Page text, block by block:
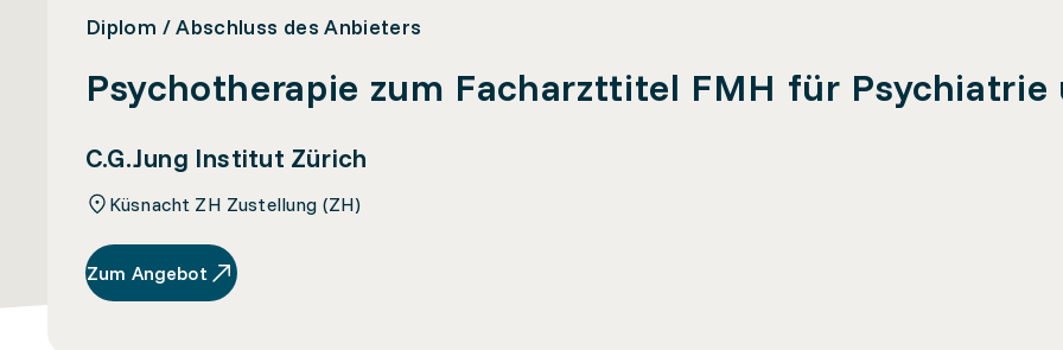
Diplom / Abschluss des Anbieters
Psychotherapie zum Facharzttitel FMH für Psychiatrie
C.G.Jung Institut Zürich
Küsnacht ZH Zustellung (ZH)
Zum Angebot